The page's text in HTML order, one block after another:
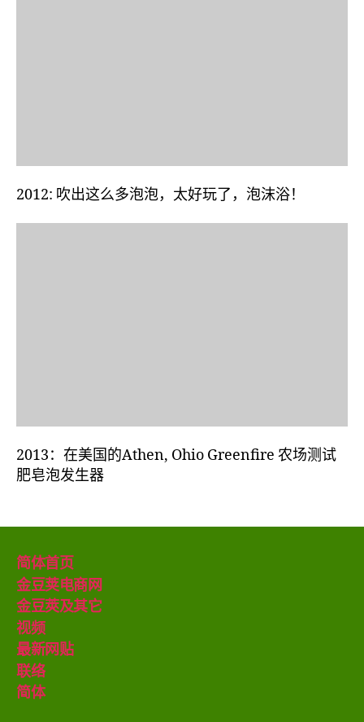
2012: 吹出这么多泡泡，太好玩了，泡沫浴！
2013：在美国的Athen, Ohio Greenfire 农场测试
肥皂泡发生器
简体首页
金豆荚电商网
金豆莢及其它
视频
最新网贴
联络
简体